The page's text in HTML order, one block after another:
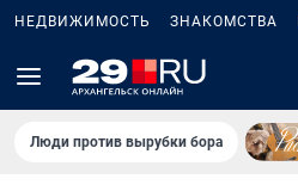
НЕДВИЖИМОСТЬ ЗНАКОМСТВА
Люди против вырубки бора